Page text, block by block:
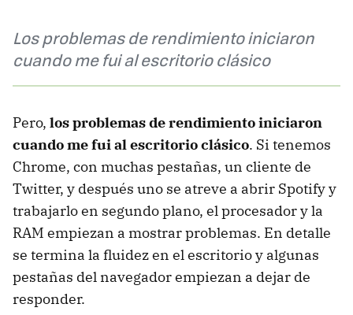
Los problemas de rendimiento iniciaron
cuando me fui al escritorio clásico
Pero, los problemas de rendimiento iniciaron
cuando me fui al escritorio clásico. Si tenemos
Chrome, con muchas pestañas, un cliente de
Twitter, y después uno se atreve a abrir Spotify y
trabajarlo en segundo plano, el procesador y la
RAM empiezan a mostrar problemas. En detalle
se termina la fluidez en el escritorio y algunas
pestañas del navegador empiezan a dejar de
responder.